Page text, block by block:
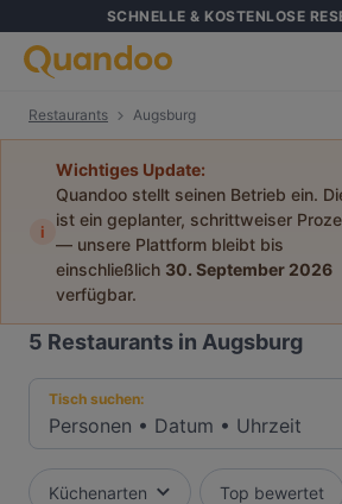
SCHNELLE & KOSTENLOSE
Restaurants Augsburg
i
Wichtiges Update:
Quandoo stellt seinen Betrieb ein.
ist ein geplanter, schrittweiser
— unsere Plattform bleibt bis
einschließlich 30. September 2026
verfügbar.
5 Restaurants in Augsburg
Tisch suchen:
Personen • Datum • Uhrzeit
Küchenarten Top bewertet